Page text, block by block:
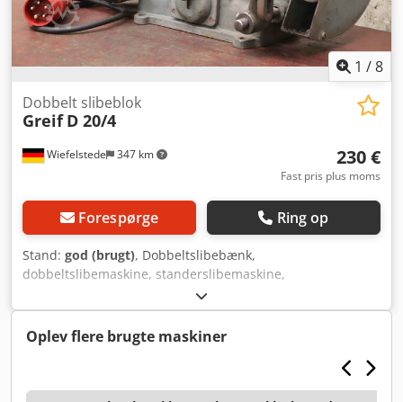
1 /8
Wiefelstede 347 km
Dobbelt slibeblok
Greif D 20/4
230 €
Fast pris plus moms
Forespørge Ring op
Stand: god (brugt), Dobbeltslibebænk,
dobbeltslibemaskine, standerslibemaskine,
standerslibebænk Djdpfx Asv Hawqelgsck - Fabrikat: Greif,
dobbeltslibebænk type D 20/4 - Slibeskiver: maks. Ø 250
mm - Motoreffekt: 0,37 kW - Omdrejningstal: 1400 o/min -
Driftsspænding: 220/380 Volt - Dimensioner: 500/310/H315
Oplev flere brugte maskiner